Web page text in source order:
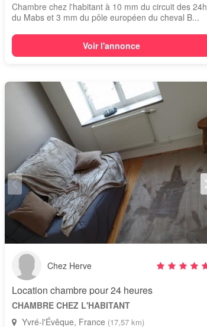
Chambre chez l'habitant à 10 mm du circuit des 24h
du Mabs et 3 mm du pôle européen du cheval B...
Voir l'annonce
Chez Herve
Location chambre pour 24 heures
CHAMBRE CHEZ L'HABITANT
Yvré-l'Évêque, France (17,57 km)